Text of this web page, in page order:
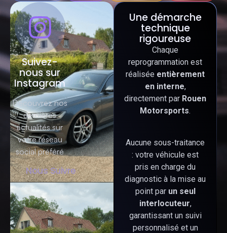
Suivez-
nous sur
Instagram
Découvrez nos
dernières
actualités sur
votre réseau
social préféré
Nous Suivre
Une démarche
technique
rigoureuse
Chaque
reprogrammation est
réalisée entièrement
en interne,
directement par Rouen
Motorsports.
Aucune sous-traitance
: votre véhicule est
pris en charge du
diagnostic à la mise au
point par un seul
interlocuteur,
garantissant un suivi
personnalisé et un